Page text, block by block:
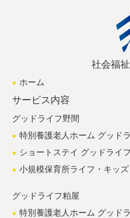
社会福
ホーム
サービス内容
グッドライフ野間
特別養護老人ホーム グッド
ショートステイ グッドライ
小規模保育所ライフ・キッズ
グッドライフ粕屋
特別養護老人ホーム グッド